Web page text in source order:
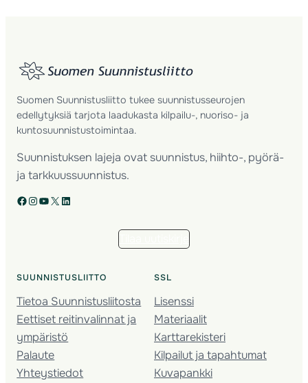
Suomen Suunnistusliitto tukee suunnistusseurojen
edellytyksiä tarjota laadukasta kilpailu-, nuoriso- ja
kuntosuunnistustoimintaa.
Suunnistuksen lajeja ovat suunnistus, hiihto-, pyörä-
ja tarkkuussuunnistus.
Facebook Instagram YouTube X LinkedIn
SUUNNISTUSLIITTO
Tietoa Suunnistusliitosta
Eettiset reitinvalinnat ja
ympäristö
Palaute
Yhteystiedot
SSL
Lisenssi
Materiaalit
Karttarekisteri
Kilpailut ja tapahtumat
Kuvapankki